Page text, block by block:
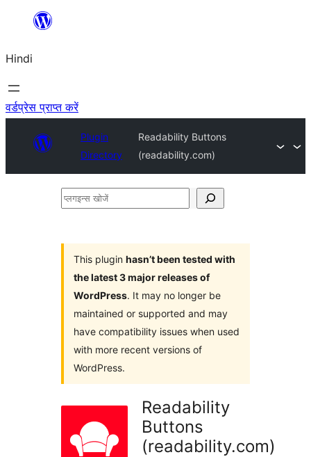
सामग्री
जाएं
Hindi
वर्डप्रेस प्राप्त करें
Plugin
Directory
Readability Buttons
(readability.com)
प्लगइन्स
This plugin hasn’t been tested with
the latest 3 major releases of
WordPress. It may no longer be
maintained or supported and may
have compatibility issues when used
with more recent versions of
WordPress.
Readability
Buttons
(readability.com)